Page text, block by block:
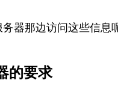
器那边访问这些信息
的要求